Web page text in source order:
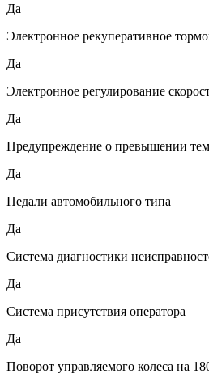
Да
Электронное рекуперативное
Да
Электронное регулирование
Да
Предупреждение о превышении
Да
Педали автомобильного типа
Да
Система диагностики
Да
Система присутствия оператора
Да
Поворот управляемого колеса на